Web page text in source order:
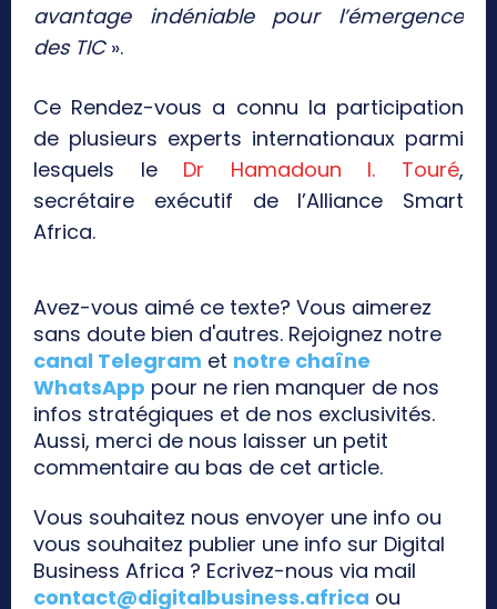
avantage indéniable pour l’émergence
des TIC».
Ce Rendez-vous a connu la participation
de plusieurs experts internationaux parmi
lesquels leDr Hamadoun I. Touré,
secrétaire exécutif de l’Alliance Smart
Africa.
Avez-vous aimé ce texte? Vous aimerez
sans doute bien d'autres. Rejoignez notre
canal Telegram et notre chaîne
WhatsApp pour ne rien manquer de nos
infos stratégiques et de nos exclusivités.
Aussi, merci de nous laisser un petit
commentaire au bas de cet article.
Vous souhaitez nous envoyer une info ou
vous souhaitez publier une info sur Digital
Business Africa ? Ecrivez-nous via mail
contact@digitalbusiness.africa ou